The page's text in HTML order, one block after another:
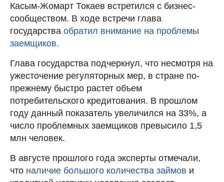
Касым-Жомарт Токаев встретился с бизнес-
сообществом. В ходе встречи глава
государства обратил внимание на проблемы
заемщиков.
Глава государства подчеркнул, что несмотря на
ужесточение регуляторных мер, в стране по-
прежнему быстро растет объем
потребительского кредитования. В прошлом
году данный показатель увеличился на 33%, а
число проблемных заемщиков превысило 1,5
млн человек.
В августе прошлого года эксперты отмечали,
что наличие большого количества займов и